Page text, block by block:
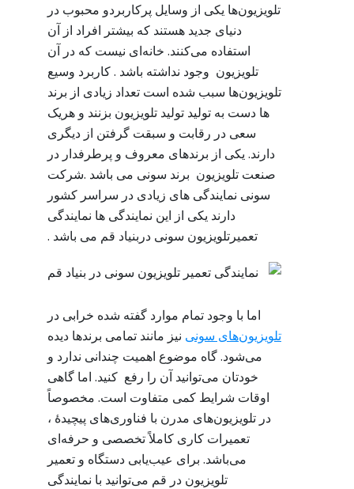
تلویزیون‌ها یکی از وسایل پرکاربردو محبوب در
دنیای جدید هستند که بیشتر افراد از آن
استفاده می‌کنند. خانه‌ای نیست که در آن
تلویزیون وجود نداشته باشد . کاربرد وسیع
تلویزیون‌ها سبب شده است تعداد زیادی از برند
ها دست به تولید تولید تلویزیون بزنند و هریک
سعی در رقابت و سبقت گرفتن از دیگری
دارند. یکی از برندهای معروف و پرطرفدار در
صنعت تلویزیون برند سونی می باشد .شرکت
سونی نمایندگی های زیادی در سراسر کشور
دارند یکی از این نمایندگی ها نمایندگی
تعمیرتلویزیون سونی دربنیاد قم می باشد .
اما با وجود تمام موارد گفته شده خرابی در
تلویزیون‌های سونی نیز مانند تمامی برندها دیده
می‌شود. گاه موضوع اهمیت چندانی ندارد و
خودتان می‌توانید آن را رفع کنید. اما گاهی
اوقات شرایط کمی متفاوت است. مخصوصاً
در تلویزیون‌های مدرن با فناوری‌های پیچیدۀ ،
تعمیرات کاری کاملاً تخصصی و حرفه‌ای
می‌باشد. برای عیب‌یابی دستگاه و تعمیر
تلویزیون در قم می‌توانید با نمایندگی